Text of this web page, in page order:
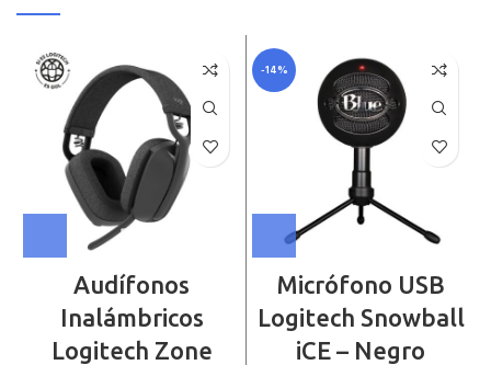
Audífonos
Inalámbricos
Logitech Zone
-14%
Micrófono USB
Logitech Snowball
iCE – Negro